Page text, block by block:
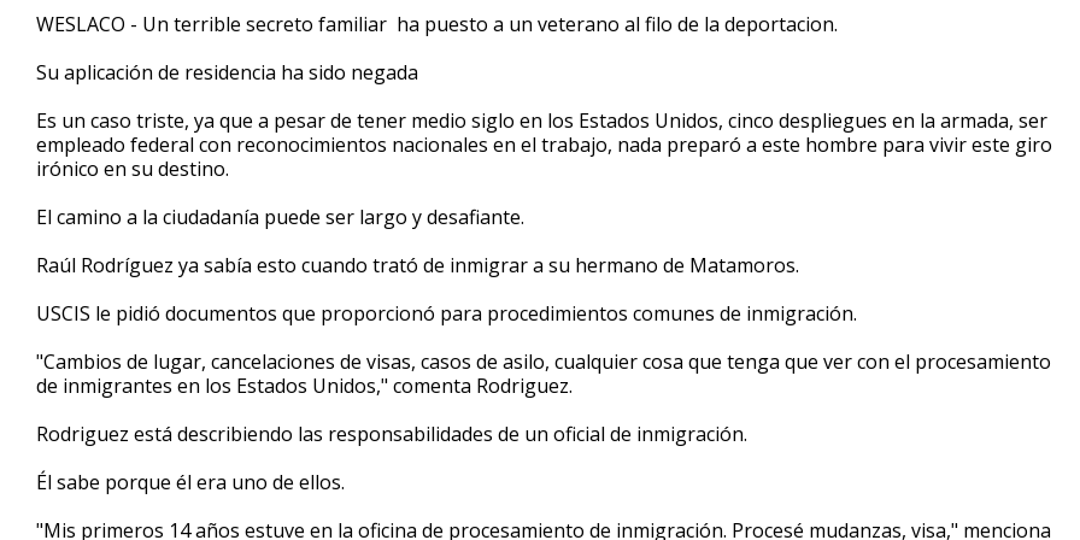
5
minutes,
secondsVolume
WESLACO - Un terrible secreto familiar ha puesto a un veterano al filo de la deportacion.
Su aplicación de residencia ha sido negada
Es un caso triste, ya que a pesar de tener medio siglo en los Estados Unidos, cinco despliegues en la armada, ser
empleado federal con reconocimientos nacionales en el trabajo, nada preparó a este hombre para vivir este giro
irónico en su destino.
El camino a la ciudadanía puede ser largo y desafiante.
Raúl Rodríguez ya sabía esto cuando trató de inmigrar a su hermano de Matamoros.
USCIS le pidió documentos que proporcionó para procedimientos comunes de inmigración.
"Cambios de lugar, cancelaciones de visas, casos de asilo, cualquier cosa que tenga que ver con el procesamiento
de inmigrantes en los Estados Unidos," comenta Rodriguez.
Rodriguez está describiendo las responsabilidades de un oficial de inmigración.
Él sabe porque él era uno de ellos.
"Mis primeros 14 años estuve en la oficina de procesamiento de inmigración. Procesé mudanzas, visa," menciona